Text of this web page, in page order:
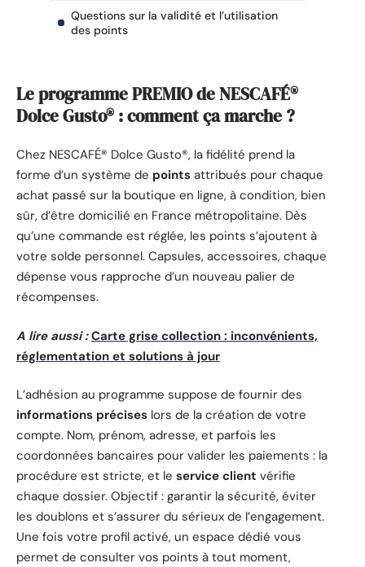
Questions sur la validité et l’utilisation
des points
Le programmePREMIOde NESCAFÉ®
Dolce Gusto® : comment ça marche ?
Chez NESCAFÉ® Dolce Gusto®, la fidélité prend la
forme d’un système de points attribués pour chaque
achat passé sur la boutique en ligne, à condition, bien
sûr, d’être domicilié en France métropolitaine. Dès
qu’une commande est réglée, les points s’ajoutent à
votre solde personnel. Capsules, accessoires, chaque
dépense vous rapproche d’un nouveau palier de
récompenses.
A lire aussi : Carte grise collection : inconvénients,
réglementation et solutions à jour
L’adhésion au programme suppose de fournir des
informations précises lors de la création de votre
compte. Nom, prénom, adresse, et parfois les
coordonnées bancaires pour valider les paiements : la
procédure est stricte, et le service client vérifie
chaque dossier. Objectif : garantir la sécurité, éviter
les doublons et s’assurer du sérieux de l’engagement.
Une fois votre profil activé, un espace dédié vous
permet de consulter vos points à tout moment,